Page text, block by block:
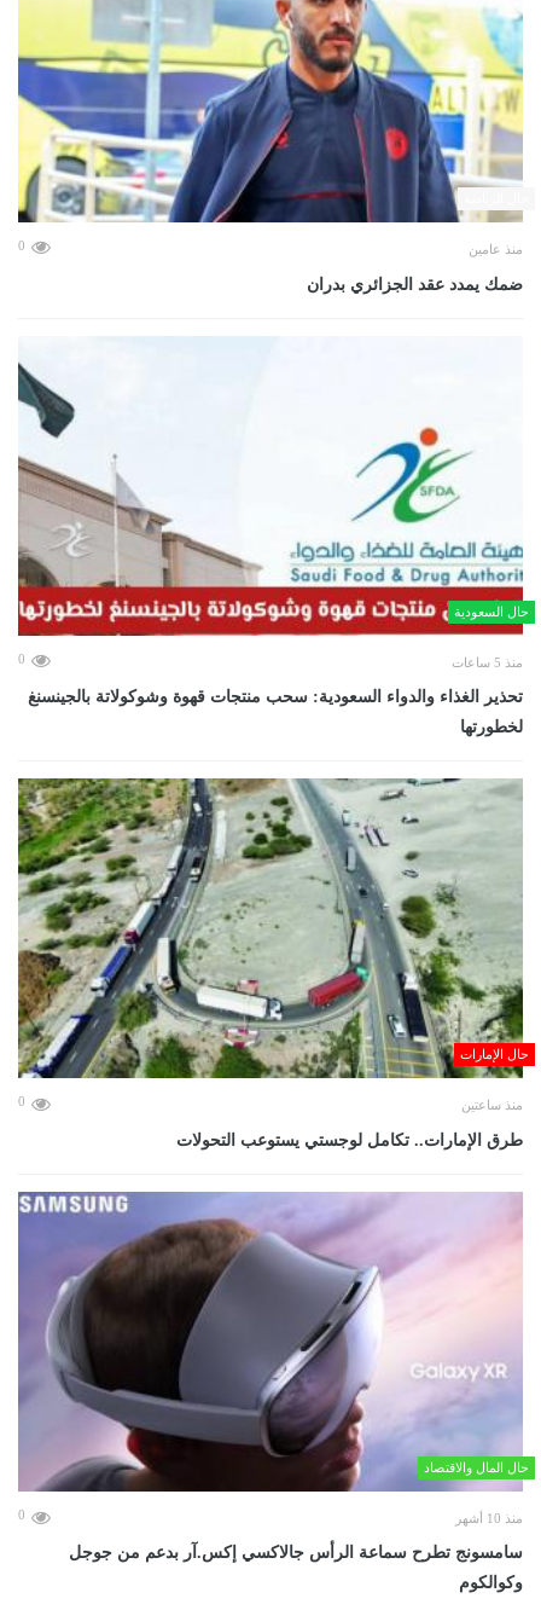
منذ عامين 0
ضمك يمدد عقد الجزائري بدران
حال السعودية
منذ 5 ساعات 0
تحذير الغذاء والدواء السعودية: سحب منتجات قهوة وشوكولاتة بالجينسنغ
لخطورتها
حال الإمارات
منذ ساعتين 0
طرق الإمارات.. تكامل لوجستي يستوعب التحولات
حال المال والاقتصاد
منذ 10 أشهر 0
سامسونج تطرح سماعة الرأس جالاكسي إكس.آر بدعم من جوجل
وكوالكوم